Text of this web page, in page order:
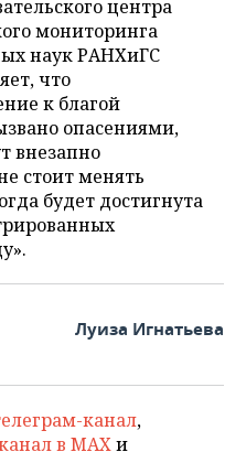
центра
мониторинга
наук РАНХиГС
что
к благой
опасениями,
внезапно
стоит менять
будет достигнута
Луиза Игнатьева
канал,
в MAXи